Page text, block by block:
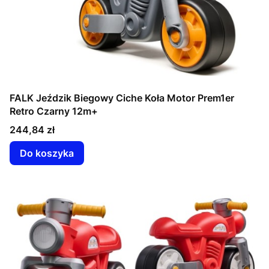
FALK Jeździk Biegowy Ciche Koła Motor Prem1er
Retro Czarny 12m+
Cena
244,84 zł
Do koszyka